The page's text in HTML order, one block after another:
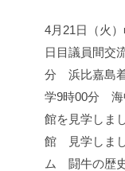
4月21日（火
日目議員間交
分 浜比嘉島
学9時00分 海
館を見学しま
館 見学しまし
ム 闘牛の歴